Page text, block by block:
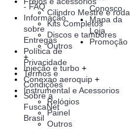
Cilindro Mestre e roda
Kits Completos
Discos e tambores
Outros
+
Injeção e turbo +
Conexao aeroquip +
Instrumental e Acessorios
Relógios
Painel
Outros
- FAQ
Informação
sobre
Entregas
Política de
Privacidade
Termos e
Condições
Sobre a
FuscaNet
Brasil
Conosco
Mapa da
Loja
Promoção